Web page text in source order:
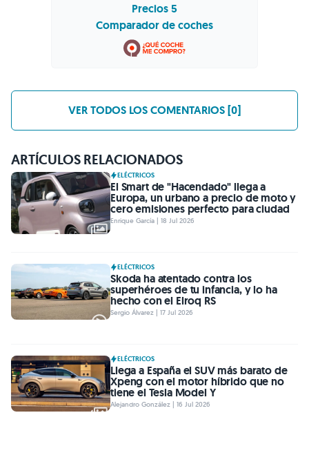
Precios 5
Comparador de coches
VER TODOS LOS COMENTARIOS [0]
ARTÍCULOS RELACIONADOS
ELÉCTRICOS
El Smart de "Hacendado" llega a
Europa, un urbano a precio de moto y
cero emisiones perfecto para ciudad
Enrique García | 18 Jul 2026
ELÉCTRICOS
Skoda ha atentado contra los
superhéroes de tu infancia, y lo ha
hecho con el Elroq RS
Sergio Álvarez | 17 Jul 2026
ELÉCTRICOS
Llega a España el SUV más barato de
Xpeng con el motor híbrido que no
tiene el Tesla Model Y
Alejandro González | 16 Jul 2026